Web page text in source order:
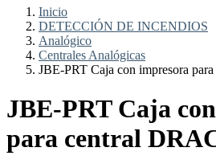
Inicio
DETECCIÓN DE INCENDIOS
Analógico
Centrales Analógicas
JBE-PRT Caja con impresora
JBE-PRT Caja
para central